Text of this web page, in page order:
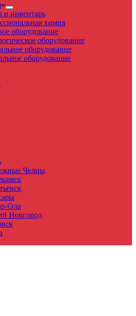
и инвентарь
химия
оборудование
оборудование
оборудование
оборудование
Челны
Ола
Новгород